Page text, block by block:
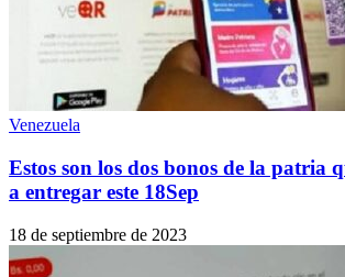
Venezuela
Estos son los dos bonos de la patria
a entregar este 18Sep
18 de septiembre de 2023